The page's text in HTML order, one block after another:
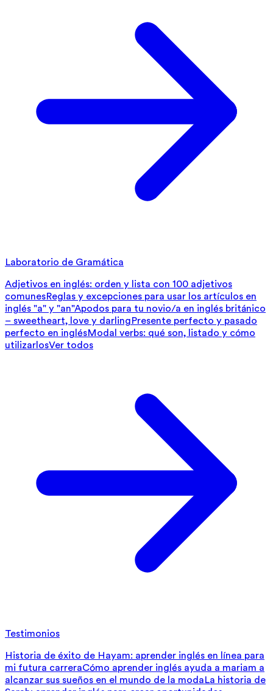
Laboratorio de Gramática
Adjetivos en inglés: orden y lista con 100 adjetivos
comunesReglas y excepciones para usar los artículos en
inglés "a" y "an"Apodos para tu novio/a en inglés británico
– sweetheart, love y darlingPresente perfecto y pasado
perfecto en inglésModal verbs: qué son, listado y cómo
utilizarlosVer todos
Testimonios
Historia de éxito de Hayam: aprender inglés en línea para
mi futura carreraCómo aprender inglés ayuda a mariam a
alcanzar sus sueños en el mundo de la modaLa historia de